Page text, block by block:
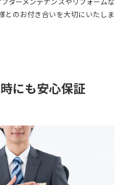
とのお付き合いを大切にいたしま
にも安心保証